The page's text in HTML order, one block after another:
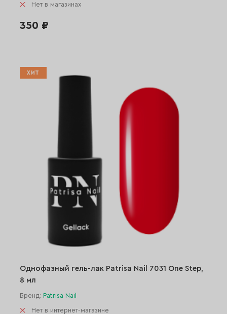
Нет в магазинах
350 ₽
ХИТ
Однофазный гель-лак Patrisa Nail 7031 One Step,
8 мл
Бренд: Patrisa Nail
Нет в интернет-магазине